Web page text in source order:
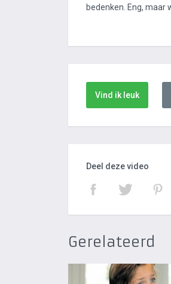
bedenken. Eng, maar
Vind ik leuk
Deel deze video
Gerelateerd